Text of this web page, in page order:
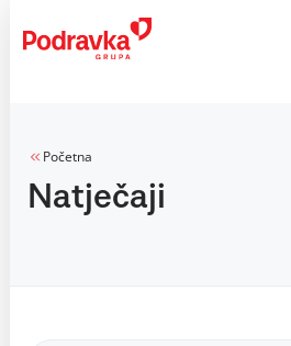
content
Početna
Natječaji